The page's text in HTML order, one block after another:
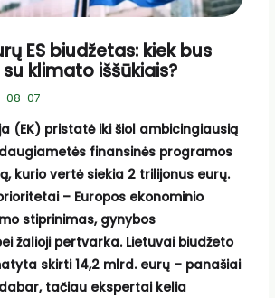
ES biudžetas: kiek bus
klimato iššūkiais?
08-07
(EK) pristatė iki šiol ambicingiausią
finansinės programos
kurio vertė siekia 2 trilijonus eurų.
– Europos ekonominio
stiprinimas, gynybos
žalioji pertvarka. Lietuvai biudžeto
skirti 14,2 mlrd. eurų – panašiai
tačiau ekspertai kelia